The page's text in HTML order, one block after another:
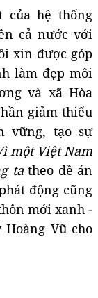
của hệ thống
cả nước với
xin được góp
làm đẹp môi
và xã Hòa
giảm thiểu
vững, tạo sự
một Việt Nam
tatheo đề án
động cũng
mới xanh -
Vũ cho